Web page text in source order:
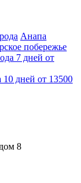
Анапа
побережье
7 дней от
10 дней от 13500
8